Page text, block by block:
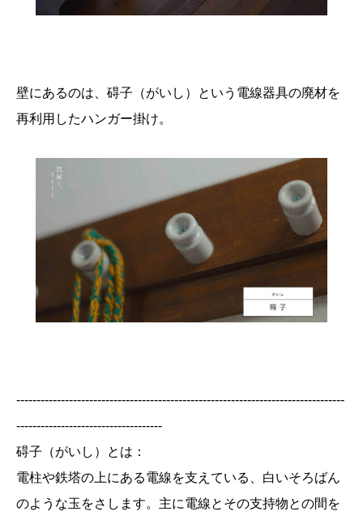
壁にあるのは、碍子（がいし）という電線器具の廃材を
再利用したハンガー掛け。
---------------------------------------------------------------------------------
------------------------------------
碍子（がいし）とは：
電柱や鉄塔の上にある電線を支えている、白いそろばん
のような玉をさします。主に電線とその支持物との間を